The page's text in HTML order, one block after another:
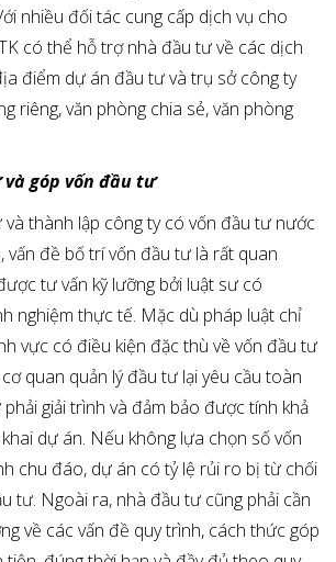
nhiều đối tác cung cấp dịch vụ cho
có thể hỗ trợ nhà đầu tư về các dịch
điểm dự án đầu tư và trụ sở công ty
riêng, văn phòng chia sẻ, văn phòng
và góp vốn đầu tư
và thành lập công ty có vốn đầu tư nước
vấn đề bố trí vốn đầu tư là rất quan
tư vấn kỹ lưỡng bởi luật sư có
nghiệm thực tế. Mặc dù pháp luật chỉ
vực có điều kiện đặc thù về vốn đầu tư
quan quản lý đầu tư lại yêu cầu toàn
giải trình và đảm bảo được tính khả
dự án. Nếu không lựa chọn số vốn
chu đáo, dự án có tỷ lệ rủi ro bị từ chối
tư. Ngoài ra, nhà đầu tư cũng phải cần
về các vấn đề quy trình, cách thức góp